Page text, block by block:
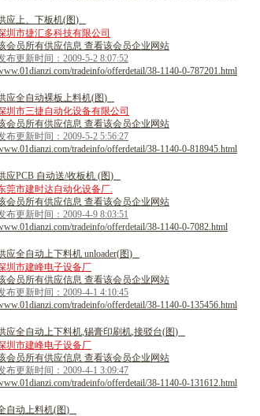
应上、 下板机(图)
圳市捷汇多科技有限公司
会员所有供应信息 查看该会员企业网站
布更新时间：2009-5-2 8:07:52
tradeinfo/offerdetail/38-1140-0-787201.html
应全自动裸板上料机(图)
圳市三捷自动化设备有限公司
会员所有供应信息 查看该会员企业网站
布更新时间：2009-5-2 5:56:27
tradeinfo/offerdetail/38-1140-0-818945.html
应PCB 自动送/收板机 (图)
莞市建时达自动化设备厂.
会员所有供应信息 查看该会员企业网站
布更新时间：2009-4-9 8:03:51
tradeinfo/offerdetail/38-1140-0-7082.html
应全自动上下料机 unloader(图)
圳市建峰电子设备厂
会员所有供应信息 查看该会员企业网站
布更新时间：2009-4-1 4:10:45
tradeinfo/offerdetail/38-1140-0-135456.html
应全自动上下料机,锡膏印刷机,接驳台(图)
圳市建峰电子设备厂
会员所有供应信息 查看该会员企业网站
布更新时间：2009-4-1 3:09:47
tradeinfo/offerdetail/38-1140-0-131612.html
自动上料机(图)